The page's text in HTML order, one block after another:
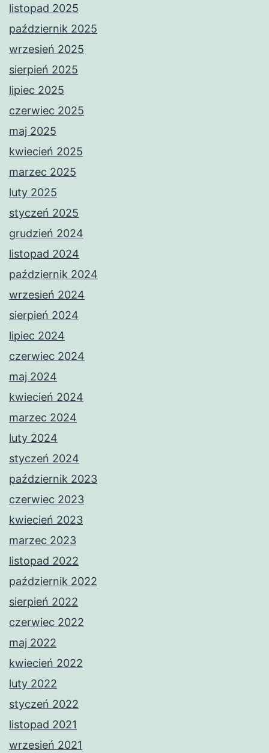
listopad 2025
październik 2025
wrzesień 2025
sierpień 2025
lipiec 2025
czerwiec 2025
maj 2025
kwiecień 2025
marzec 2025
luty 2025
styczeń 2025
grudzień 2024
listopad 2024
październik 2024
wrzesień 2024
sierpień 2024
lipiec 2024
czerwiec 2024
maj 2024
kwiecień 2024
marzec 2024
luty 2024
styczeń 2024
październik 2023
czerwiec 2023
kwiecień 2023
marzec 2023
listopad 2022
październik 2022
sierpień 2022
czerwiec 2022
maj 2022
kwiecień 2022
luty 2022
styczeń 2022
listopad 2021
wrzesień 2021